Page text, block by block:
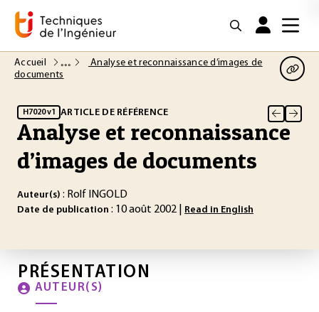
Accueil
Analyse et reconnaissance d’images de
documents
H7020 v1 ARTICLE DE RÉFÉRENCE
Analyse et reconnaissance
d’images de documents
Auteur(s) : Rolf INGOLD
Date de publication : 10 août 2002 | Read in English
PRÉSENTATION
AUTEUR(S)